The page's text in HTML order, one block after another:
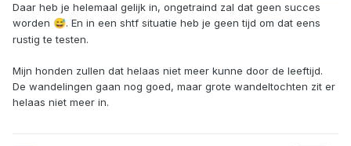
Daar heb je helemaal gelijk in, ongetraind zal dat geen succes
worden 😅. En in een shtf situatie heb je geen tijd om dat eens
rustig te testen.
Mijn honden zullen dat helaas niet meer kunne door de leeftijd.
De wandelingen gaan nog goed, maar grote wandeltochten zit er
helaas niet meer in.